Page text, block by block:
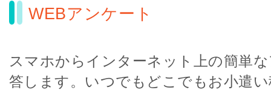
WEBアンケート
スマホからインターネット上の簡単
答します。いつでもどこでもお小遣